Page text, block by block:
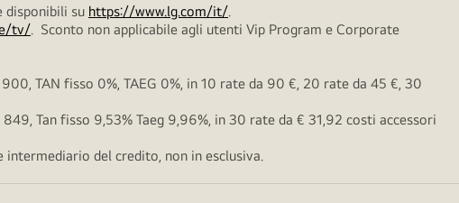
su https://www.lg.com/it/.
tv/. Sconto non applicabile agli utenti Vip Program e Corporate
TAN fisso 0%, TAEG 0%, in 10 rate da 90 €, 20 rate da 45 €, 30
Tan fisso 9,53% Taeg 9,96%, in 30 rate da € 31,92 costi accessori
intermediario del credito, non in esclusiva.